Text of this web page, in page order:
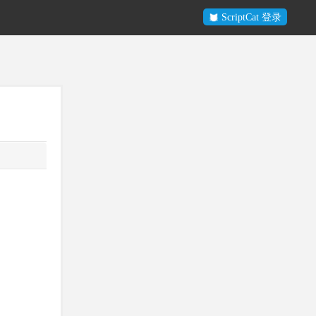
ScriptCat 登录